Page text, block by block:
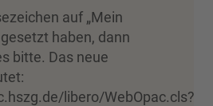
auf „Mein
haben, dann
bitte. Das neue
libero/WebOpac.cls?